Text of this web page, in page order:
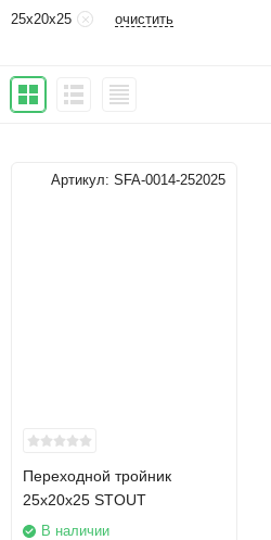
25х20х25 очистить
Артикул: SFA-0014-252025
Переходной тройник
25x20x25 STOUT
В наличии